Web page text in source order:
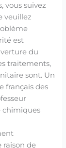
vous suivez
veuillez
est
du
traitements,
sont. Un
français des
chimiques
raison de